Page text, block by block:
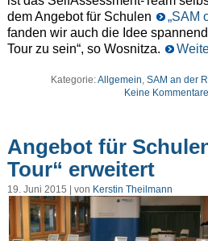
dem Angebot für Schulen
„SAM
fanden wir auch die Idee
Tour zu sein“, so Wosnitza.
Kategorie:Allgemein, SAM an der
Keine
Angebot für
Tour“ erweitert
19. Juni 2015 | von Kerstin Theilmann